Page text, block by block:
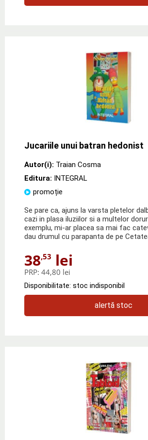
Jucariile unui batran hedonist
Autor(i): Traian Cosma
Editura: INTEGRAL
promoție
Se pare ca, ajuns la varsta pletelor
cazi in plasa iluziilor si a multelor
exemplu, mi-ar placea sa mai fac
dau drumul cu parapanta de pe
38,53 lei
PRP: 44,80 lei
Disponibilitate: stoc indisponibil
alertă stoc